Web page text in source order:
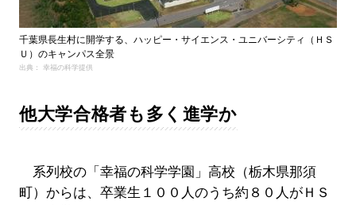
千葉県長生村に開学する、ハッピー・サイエンス・ユニバーシティ（ＨＳ
Ｕ）のキャンパス全景
出典： 幸福の科学提供
他大学合格者も多く進学か
系列校の「幸福の科学学園」高校（栃木県那須
町）からは、卒業生１００人のうち約８０人がＨＳ